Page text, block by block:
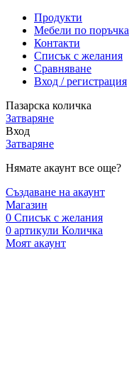
Продукти
Мебели по поръчка
Контакти
Списък с желания
Сравняване
Вход / регистрация
Пазарска количка
Затваряне
Вход
Затваряне
Нямате акаунт все още?
Създаване на акаунт
Магазин
0 Списък с желания
0 артикули Количка
Моят акаунт